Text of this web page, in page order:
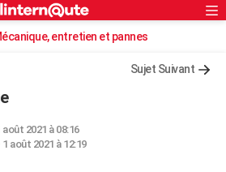
Rechercher
S'inscrire
Connexionentretien et pannes
Sujet Suivant
2021 à 08:16
1 août 2021 à 12:19